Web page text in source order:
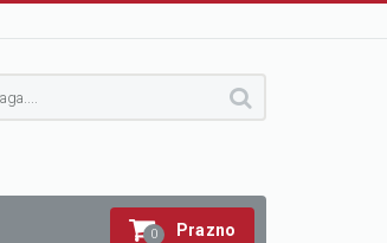
0 Prazno